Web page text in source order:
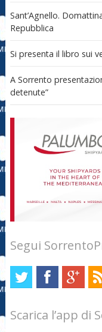
Sant’Agnello.
Repubblica
Si presenta il libro sui
A Sorrento
detenute”
Segui
Scarica l’app di